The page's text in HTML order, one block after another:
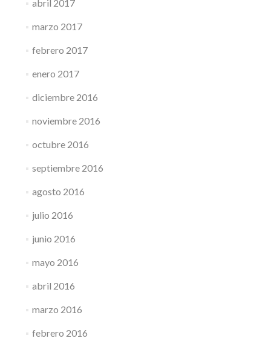
abril 2017
marzo 2017
febrero 2017
enero 2017
diciembre 2016
noviembre 2016
octubre 2016
septiembre 2016
agosto 2016
julio 2016
junio 2016
mayo 2016
abril 2016
marzo 2016
febrero 2016